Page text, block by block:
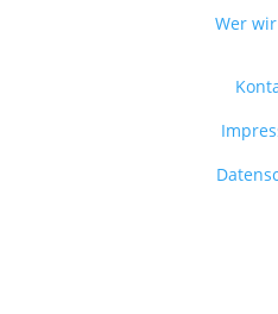
Wer